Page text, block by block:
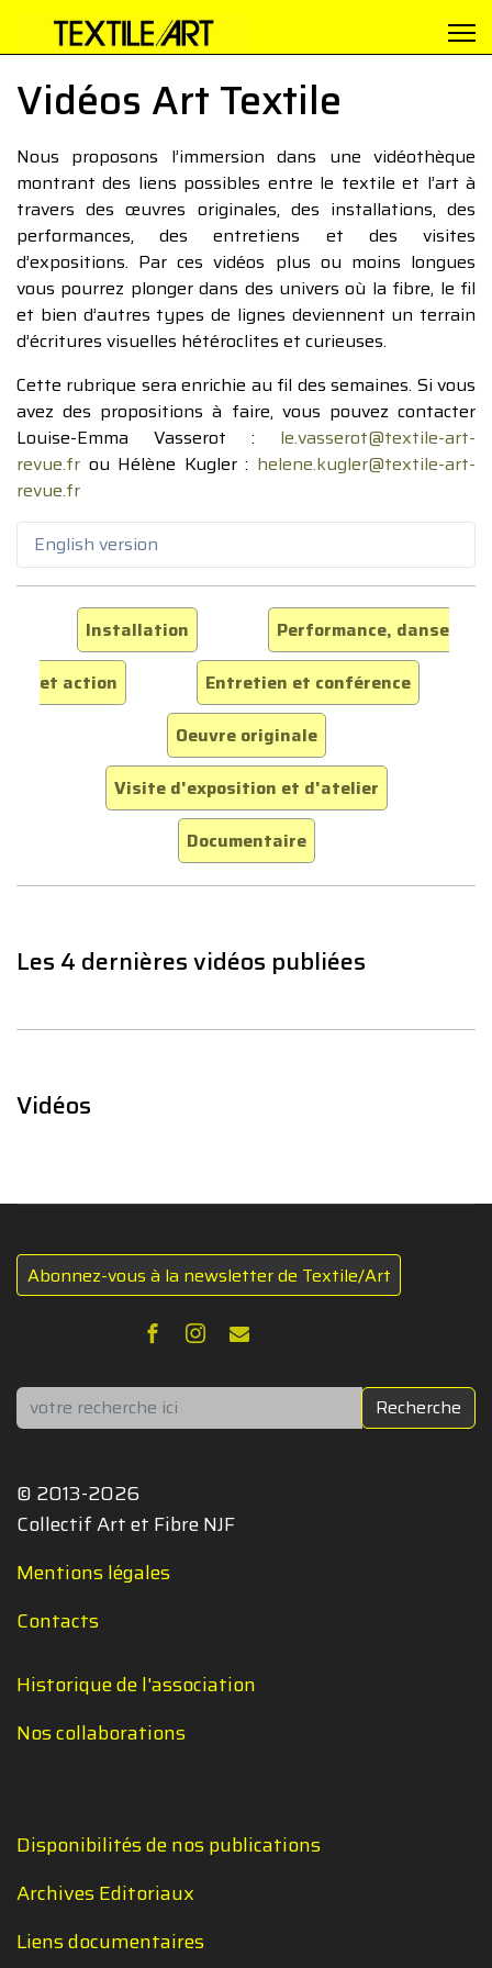
Vidéos Art Textile
Nous proposons l’immersion dans une vidéothèque
montrant des liens possibles entre le textile et l’art à
travers des œuvres originales, des installations, des
performances, des entretiens et des visites
d’expositions. Par ces vidéos plus ou moins longues
vous pourrez plonger dans des univers où la fibre, le fil
et bien d’autres types de lignes deviennent un terrain
d’écritures visuelles hétéroclites et curieuses.
Cette rubrique sera enrichie au fil des semaines. Si vous
avez des propositions à faire, vous pouvez contacter
Louise-Emma Vasserot : le.vasserot@textile-art-
revue.fr ou Hélène Kugler : helene.kugler@textile-art-
revue.fr
English version
Installation
Performance, danse
et action
Entretien et conférence
Oeuvre originale
Visite d'exposition et d'atelier
Documentaire
Les 4 dernières vidéos publiées
Vidéos
Abonnez-vous à la newsletter de Textile/Art
Rechercher Recherche
© 2013-2026
Collectif Art et Fibre NJF
Mentions légales
Contacts
Historique de l'association
Nos collaborations
Disponibilités de nos publications
Archives Editoriaux
Liens documentaires